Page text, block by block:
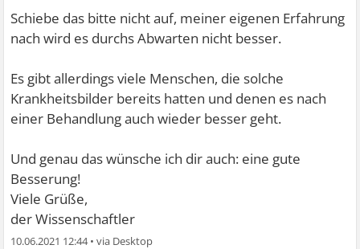
Schiebe das bitte nicht auf, meiner eigenen Erfahrung
nach wird es durchs Abwarten nicht besser.
Es gibt allerdings viele Menschen, die solche
Krankheitsbilder bereits hatten und denen es nach
einer Behandlung auch wieder besser geht.
Und genau das wünsche ich dir auch: eine gute
Besserung!
Viele Grüße,
der Wissenschaftler
10.06.2021 12:44•